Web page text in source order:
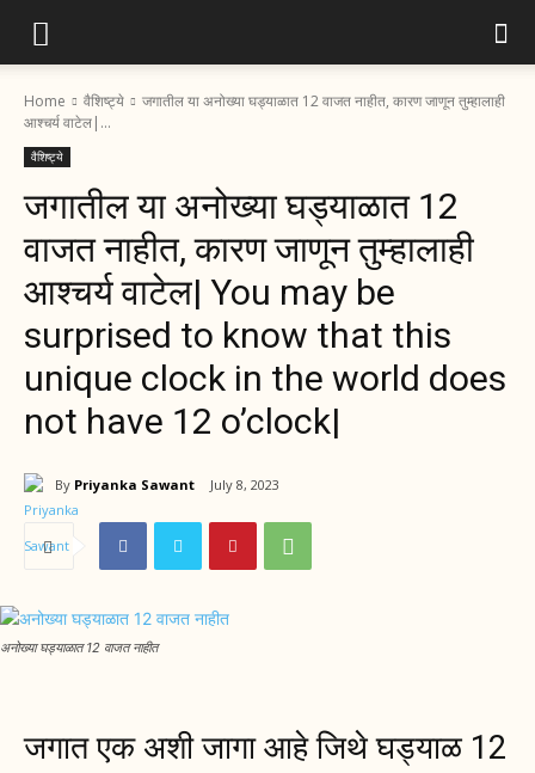
Home वैशिष्ट्ये
जगातील या अनोख्या घड्याळात 12 वाजत नाहीत, कारण जाणून तुम्हालाही
आश्चर्य वाटेल|...
वैशिष्ट्ये
जगातील या अनोख्या घड्याळात 12
वाजत नाहीत, कारण जाणून तुम्हालाही
आश्चर्य वाटेल| You may be
surprised to know that this
unique clock in the world does
not have 12 o’clock|
By Priyanka Sawant July 8, 2023
अनोख्या घड्याळात 12 वाजत नाहीत
जगात एक अशी जागा आहे जिथे घड्याळ 12